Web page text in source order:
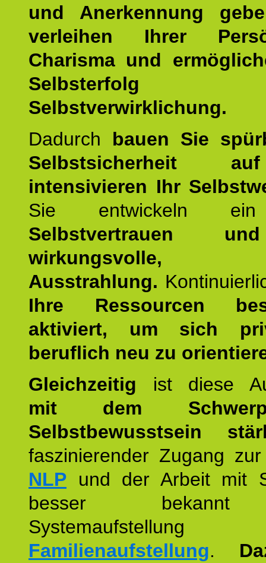
und Anerkennung
verleihen Ihrer
Charisma und
Selbstverwirklichung.
Dadurch bauen Sie
Selbstsicherheit
intensivieren Ihr
Sie entwickeln ein
Selbstvertrauen
wirkungsvolle,
Ausstrahlung.
Ihre Ressourcen
aktiviert, um sich
beruflich neu zu
Gleichzeitig ist diese
mit dem
Selbstbewusstsein
faszinierender Zugang
NLP und der Arbeit mit
besser
Familienaufstellung.